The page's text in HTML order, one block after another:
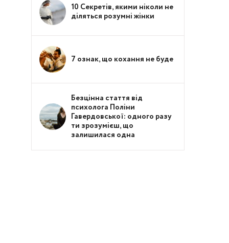
10 Секретів, якими ніколи не
діляться розумні жінки
7 ознак, що кохання не буде
Безцінна стаття від
психолога Поліни
Гавердовської: одного разу
ти зрозумієш, що
залишилася одна